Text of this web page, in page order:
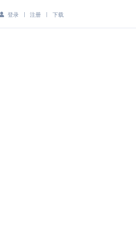
登录 | 注册 | 下载